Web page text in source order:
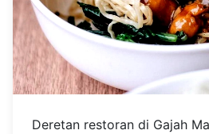
Deretan restoran di Gajah